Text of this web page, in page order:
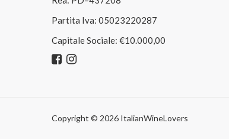
Partita Iva: 05023220287
Capitale Sociale: €10.000,00
Copyright © 2026 ItalianWineLovers